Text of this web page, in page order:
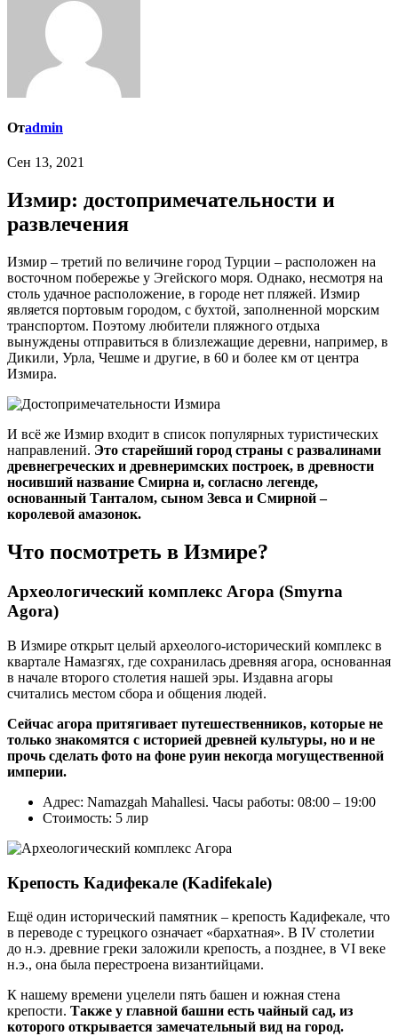
Отadmin
Сен 13, 2021
Измир: достопримечательности и
развлечения
Измир – третий по величине город Турции – расположен на
восточном побережье у Эгейского моря. Однако, несмотря на
столь удачное расположение, в городе нет пляжей. Измир
является портовым городом, с бухтой, заполненной морским
транспортом. Поэтому любители пляжного отдыха
вынуждены отправиться в близлежащие деревни, например, в
Дикили, Урла, Чешме и другие, в 60 и более км от центра
Измира.
И всё же Измир входит в список популярных туристических
направлений. Это старейший город страны с развалинами
древнегреческих и древнеримских построек, в древности
носивший название Смирна и, согласно легенде,
основанный Танталом, сыном Зевса и Смирной –
королевой амазонок.
Что посмотреть в Измире?
Археологический комплекс Агора (Smyrna
Agora)
В Измире открыт целый археолого-исторический комплекс в
квартале Намазгях, где сохранилась древняя агора, основанная
в начале второго столетия нашей эры. Издавна агоры
считались местом сбора и общения людей.
Сейчас агора притягивает путешественников, которые не
только знакомятся с историей древней культуры, но и не
прочь сделать фото на фоне руин некогда могущественной
империи.
Адрес: Namazgah Mahallesi. Часы работы: 08:00 – 19:00
Стоимость: 5 лир
Крепость Кадифекале (Kadifekale)
Ещё один исторический памятник – крепость Кадифекале, что
в переводе с турецкого означает «бархатная». В IV столетии
до н.э. древние греки заложили крепость, а позднее, в VI веке
н.э., она была перестроена византийцами.
К нашему времени уцелели пять башен и южная стена
крепости. Также у главной башни есть чайный сад, из
которого открывается замечательный вид на город.